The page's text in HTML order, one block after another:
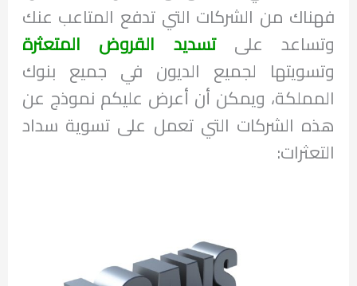
فهناك من الشركات التي تدفع المتاعب عنك
وتساعد علىتسديد القروض المتعثرة
وتسويتها لجميع الديون في جميع بنوك
المملكة، ويمكن أن أعرض عليكم نموذج عن
هذه الشركات التي تعمل على تسوية سداد
التعثرات: